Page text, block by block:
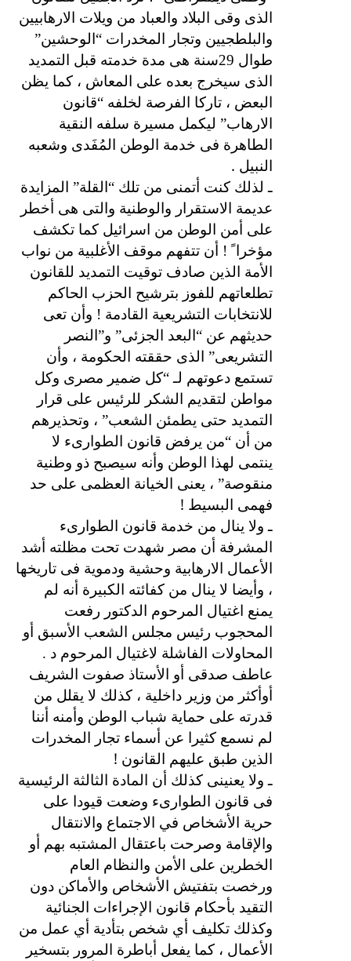
الذى وقى البلاد والعباد من ويلات الارهابيين
والبلطجيين وتجار المخدرات “الوحشين”
طوال 29سنة هى مدة خدمته قبل التمديد
الذى سيخرج بعده على المعاش ، كما يظن
البعض ، تاركا الفرصة لخلفه “قانون
الارهاب” ليكمل مسيرة سلفه النقية
الطاهرة فى خدمة الوطن المُفَدى وشعبه
النبيل .
ـ لذلك كنت أتمنى من تلك “القلة” المزايدة
عديمة الاستقرار والوطنية والتى هى أخطر
على أمن الوطن من اسرائيل كما تكشف
مؤخرا ً ! أن تتفهم موقف الأغلبية من نواب
الأمة الذين صادف توقيت التمديد للقانون
تطلعاتهم للفوز بترشيح الحزب الحاكم
للانتخابات التشريعية القادمة ! وأن تعى
حديثهم عن “البعد الجزئى” و”النصر
التشريعى” الذى حققته الحكومة ، وأن
تستمع دعوتهم لـ “كل ضمير مصرى وكل
مواطن لتقديم الشكر للرئيس على قرار
التمديد حتى يطمئن الشعب” ، وتحذيرهم
من أن “من يرفض قانون الطوارىء لا
ينتمى لهذا الوطن وأنه سيصبح ذو وطنية
منقوصة” ، يعنى الخيانة العظمى على حد
فهمى البسيط !
ـ ولا ينال من خدمة قانون الطوارىء
المشرفة أن مصر شهدت تحت مظلته أشد
الأعمال الارهابية وحشية ودموية فى تاريخها
، وأيضا لا ينال من كفائته الكبيرة أنه لم
يمنع اغتيال المرحوم الدكتور رفعت
المحجوب رئيس مجلس الشعب الأسبق أو
المحاولات الفاشلة لاغتيال المرحوم د .
عاطف صدقى أو الأستاذ صفوت الشريف
أوأكثر من وزير داخلية ، كذلك لا يقلل من
قدرته على حماية شباب الوطن وأمنه أننا
لم نسمع كثيرا عن أسماء تجار المخدرات
الذين طبق عليهم القانون !
ـ ولا يعنينى كذلك أن المادة الثالثة الرئيسية
فى قانون الطوارىء وضعت قيودا على
حرية الأشخاص في الاجتماع والانتقال
والإقامة وصرحت باعتقال المشتبه بهم أو
الخطرين على الأمن والنظام العام
ورخصت بتفتيش الأشخاص والأماكن دون
التقيد بأحكام قانون الإجراءات الجنائية
وكذلك تكليف أي شخص بتأدية أي عمل من
الأعمال ، كما يفعل أباطرة المرور بتسخير